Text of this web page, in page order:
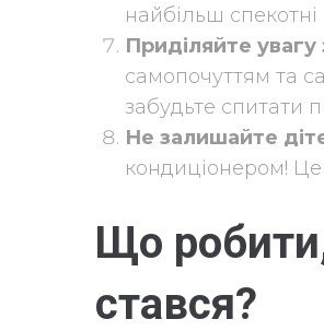
найбільш
Приділяйте
самопочуттям та
забудьте спитати
Не залишайте
кондиціонером!
Що
стався?